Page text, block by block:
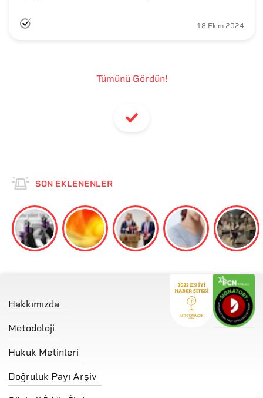
18 Ekim 2024
Tümünü Gördün!
SON EKLENENLER
Hakkımızda
Metodoloji
Hukuk Metinleri
Doğruluk Payı Arşiv